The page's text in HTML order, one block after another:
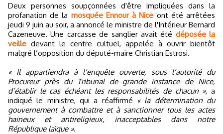
Deux personnes soupçonnées d'être impliquées dans la
profanation de la mosquée Ennour à Nice ont été arrêtées
jeudi 9 juin au soir, a annoncé le ministre de l'Intérieur Bernard
Cazeneuve. Une carcasse de sanglier avait été déposée la
veille devant le centre cultuel, appelée à ouvrir bientôt
malgré l’opposition du député-maire Christian Estrosi.
« Il appartiendra à l’enquête ouverte, sous l’autorité du
Procureur près du Tribunal de grande instance de Nice,
d’établir le cas échéant les responsabilités de chacun », a
indiqué le ministre, qui a réaffirmé « la détermination du
gouvernement à combattre et à sanctionner tous les actes
haineux et antireligieux, inacceptables dans notre
République laïque ».